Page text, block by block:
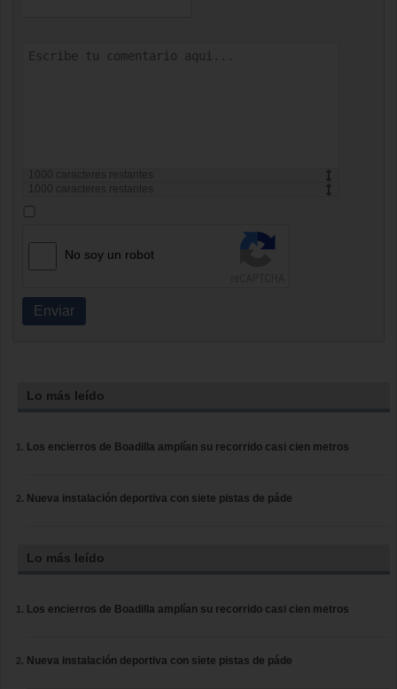
caracteres restantes
caracteres restantes
No soy un robot
Enviar
Lo más leído
Los encierros de Boadilla amplían su recorrido casi cien metros
Nueva instalación deportiva con siete pistas de páde
Lo más leído
Los encierros de Boadilla amplían su recorrido casi cien metros
Nueva instalación deportiva con siete pistas de páde